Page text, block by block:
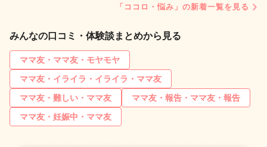
「ココロ・悩み」の新着一覧を見る
みんなの口コミ・体験談まとめから見る
ママ友・ママ友・モヤモヤ
ママ友・イライラ・イライラ・ママ友
ママ友・難しい・ママ友
ママ友・報告・ママ友・報告
ママ友・妊娠中・ママ友